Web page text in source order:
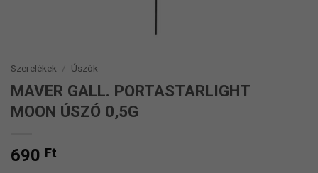
Szerelékek / Úszók
MAVER GALL. PORTASTARLIGHT
MOON ÚSZÓ 0,5G
690 Ft